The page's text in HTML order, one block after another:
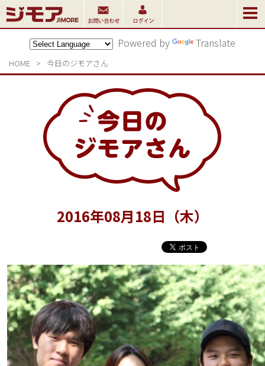
Powered by Translate
HOME > 今日のジモアさん
2016年08月18日（木）